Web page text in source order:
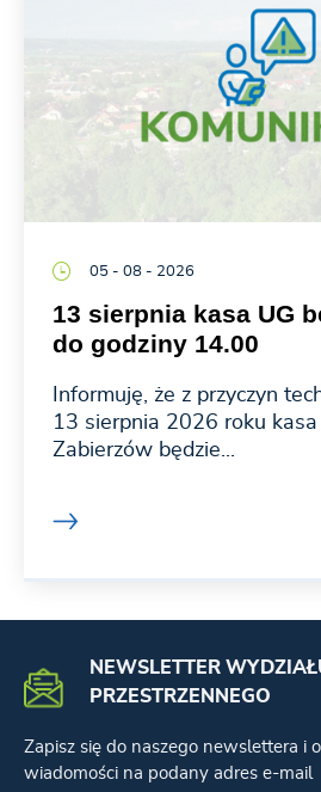
05 - 08 - 2026
13 sierpnia kasa UG
do godziny 14.00
Informuję, że z przyczyn
13 sierpnia 2026 roku kasa
Zabierzów będzie...
NEWSLETTER
PRZESTRZENNEGO
Zapisz się do naszego newslettera i
wiadomości na podany adres e-mail